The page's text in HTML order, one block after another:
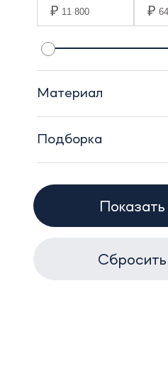
₽ ₽
Материал
Серебро (
Подборка
Женщине (2)
Символика России (